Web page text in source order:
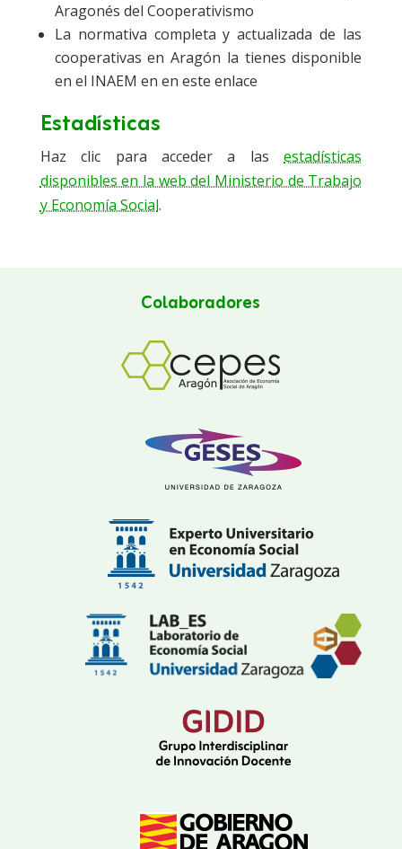
Aragonés del Cooperativismo
La normativa completa y actualizada de las
cooperativas en Aragón la tienes disponible
en el INAEM en en este enlace
Estadísticas
Haz clic para acceder a lasestadísticas
disponibles en la web del Ministerio de Trabajo
y Economía Social.
Colaboradores